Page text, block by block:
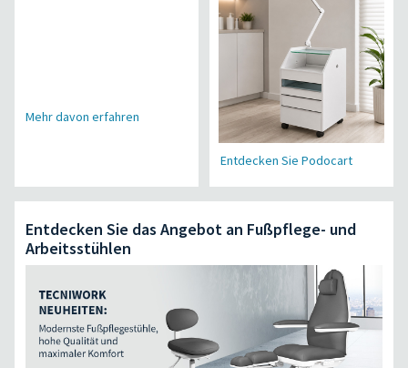
Mehr davon erfahren
Entdecken Sie Podocart
Entdecken Sie das Angebot an Fußpflege- und
Arbeitsstühlen